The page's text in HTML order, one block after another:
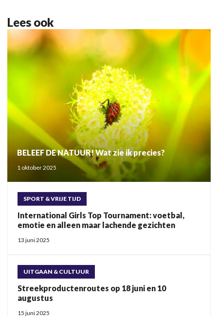
Lees ook
BELEEF DE NATUUR! Wat zie ik precies?
1 oktober 2025
SPORT & VRIJE TIJD
International Girls Top Tournament: voetbal,
emotie en alleen maar lachende gezichten
13 juni 2025
UITGAAN & CULTUUR
Streekproductenroutes op 18 juni en 10
augustus
15 juni 2025